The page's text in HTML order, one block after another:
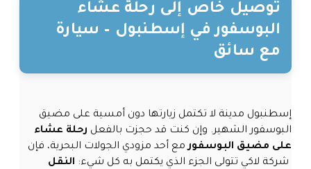
توصيل خاص إلى رحلة عشاء
البوسفور في إسطنبول – سيارة
مع سائق
إسطنبول مدينة لا تكتمل زيارتها دون أمسية على مضيق
البوسفور الشهير. وإن كنت قد حجزت بالفعل رحلة عشاء
على مضيق البوسفورمع أحد مزودي الجولات البحرية، فإن
شركة لاكي تتولى الجزء الذي يكتمل به كل شيء: النقل